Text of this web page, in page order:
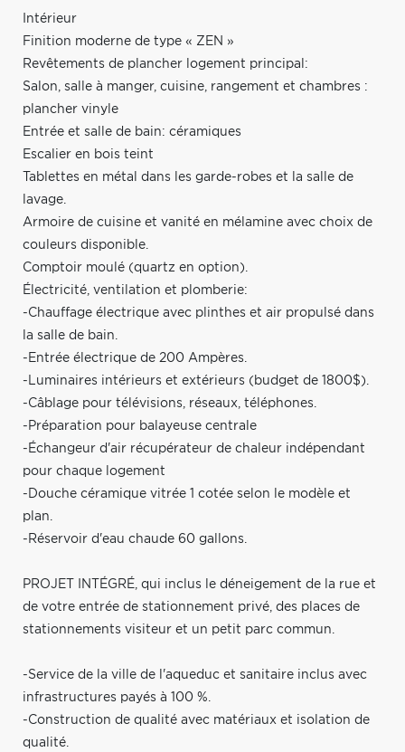
Intérieur
Finition moderne de type « ZEN »
Revêtements de plancher logement principal:
Salon, salle à manger, cuisine, rangement et chambres :
plancher vinyle
Entrée et salle de bain: céramiques
Escalier en bois teint
Tablettes en métal dans les garde-robes et la salle de
lavage.
Armoire de cuisine et vanité en mélamine avec choix de
couleurs disponible.
Comptoir moulé (quartz en option).
Électricité, ventilation et plomberie:
-Chauffage électrique avec plinthes et air propulsé dans
la salle de bain.
-Entrée électrique de 200 Ampères.
-Luminaires intérieurs et extérieurs (budget de 1800$).
-Câblage pour télévisions, réseaux, téléphones.
-Préparation pour balayeuse centrale
-Échangeur d'air récupérateur de chaleur indépendant
pour chaque logement
-Douche céramique vitrée 1 cotée selon le modèle et
plan.
-Réservoir d'eau chaude 60 gallons.
PROJET INTÉGRÉ, qui inclus le déneigement de la rue et
de votre entrée de stationnement privé, des places de
stationnements visiteur et un petit parc commun.
-Service de la ville de l'aqueduc et sanitaire inclus avec
infrastructures payés à 100 %.
-Construction de qualité avec matériaux et isolation de
qualité.